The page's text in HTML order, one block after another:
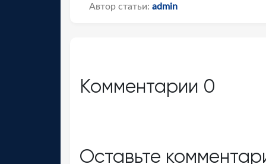
Автор статьи: admin
Комментарии 0
Оставьте